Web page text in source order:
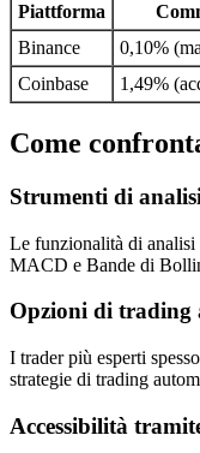
Piattforma
Binance
0,10%
Coinbase
1,49%
Come
Strumenti di
Le funzionalità di analisi
MACD e Bande di
Opzioni di trading
I trader più esperti
strategie di trading
Accessibilità